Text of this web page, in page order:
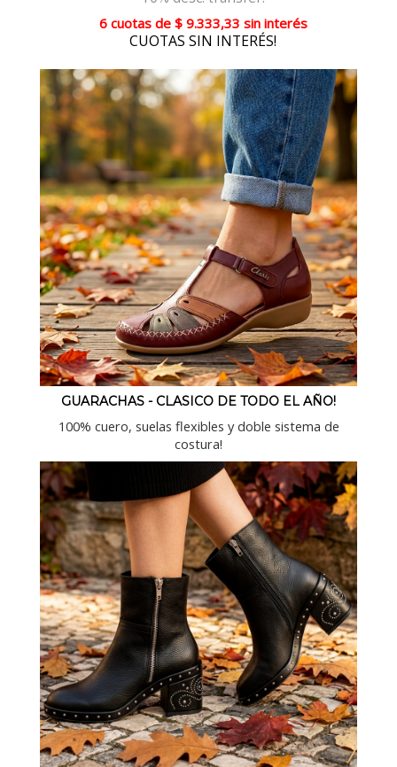
6 cuotasde $ 9.333,33 sin interés
CUOTAS SIN INTERÉS!
GUARACHAS - CLASICO DE TODO EL AÑO!
100% cuero, suelas flexibles y doble sistema de
costura!